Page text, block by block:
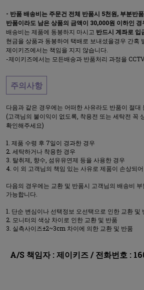
- 반품 배송비는 주문건 전체 반품시 5천원, 부분반
반품이라도 남은 상품의 금액이 30,000원 이하인
배송비는 제품에 동봉하지 마시고 반드시 계좌로 입
현금을 상품과 동봉하여 택배로 보내셨을경우 간혹
제이키즈에서는 책임을 지지 않습니다.
-제이키즈에서는 모든배송과 반품처리 과정을
주의사항
다음과 같은 경우에는 어떠한 사유라도 반품이 절대
(고객님의 불이익이 없도록, 착용전 또는 세탁전 꼭
확인해주세요)
제품 수령 후 7일이 경과한 경우
세탁하거나 착용한 경우
탈취제, 향수, 섬유유연제 등을 사용한 경우
이 외 고객님의 책임 있는 사유로 제품이 손상되
다음의 경우에는 교환 및 반품시 고객님의 배송비
가능합니다.
단순 변심이나 선택정보 오선택으로 인한 교환 및
모니터의 색상 차이로 인한 교환 및 반품
실측사이즈±2~3cm 차이에 의한 교환 및 반품
A/S 책임자 : 제이키즈 / 전화번호 :